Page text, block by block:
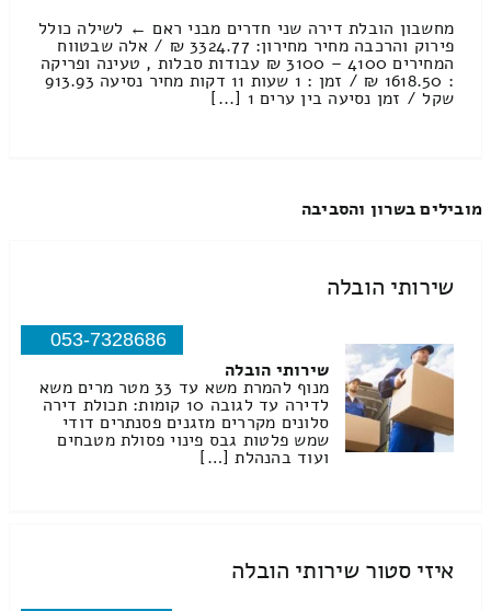
מחשבון הובלת דירה שני חדרים מבני ראם ← לשילה כולל
פירוק והרכבה מחיר מחירון: 3324.77 ₪ / אלה שבטווח
המחירים 4100 – 3100 ₪ עבודות סבלות , טעינה ופריקה
: 1618.50 ₪ / זמן : 1 שעות 11 דקות מחיר נסיעה 913.93
שקל / זמן נסיעה בין ערים 1 [...]
מובילים בשרון והסביבה
שירותי הובלה
053-7328686
שירותי הובלה
מנוף להמרת משא עד 33 מטר מרים משא
לדירה עד לגובה 10 קומות: תכולת דירה
סלונים מקררים מזגנים פסנתרים דודי
שמש פלטות גבס פינוי פסולת מטבחים
ועוד בהנהלת […]
איזי סטור שירותי הובלה